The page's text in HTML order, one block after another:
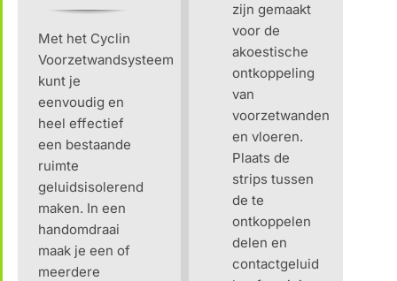
Met het Cyclin
Voorzetwandsysteem
kunt je
eenvoudig en
heel effectief
een bestaande
ruimte
geluidsisolerend
maken. In een
handomdraai
maak je een of
meerdere
zijn gemaakt
voor de
akoestische
ontkoppeling
van
voorzetwanden
en vloeren.
Plaats de
strips tussen
de te
ontkoppelen
delen en
contactgeluid